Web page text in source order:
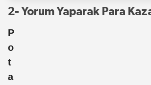
2- Yorum Yaparak Para
P
o
t
a